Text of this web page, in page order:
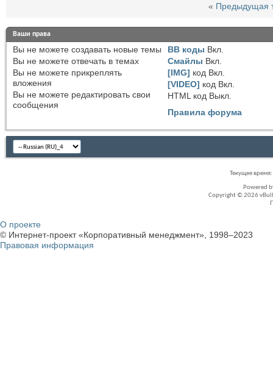
« Предыдущая
Ваши права
Вы не можете создавать новые темы
Вы не можете отвечать в темах
Вы не можете прикреплять
вложения
Вы не можете редактировать свои
сообщения
BB коды Вкл.
Смайлы Вкл.
[IMG] код Вкл.
[VIDEO] код Вкл.
HTML код Выкл.
Правила форума
Текущее время:
Powered
Copyright © 2026
О проекте
© Интернет-проект «Корпоративный менеджмент», 1998–2023
Правовая информация